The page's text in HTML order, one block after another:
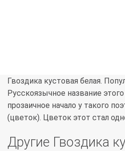
Гвоздика кустовая белая.
Русскоязычное название
прозаичное начало у такого
(цветок). Цветок этот стал
Другие Гвоздика